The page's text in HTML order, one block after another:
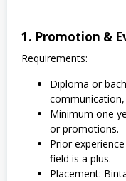
1. Promotion &
Requirements:
Diploma or
Minimum one
or promotions.
Prior
field is a plus.
Placement: